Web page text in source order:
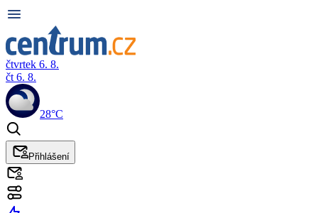
čtvrtek 6. 8.
čt 6. 8.
28°C
Přihlášení